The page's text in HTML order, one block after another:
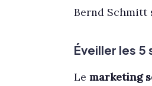
Bernd Schmitt
Éveiller les 5
Le marketing